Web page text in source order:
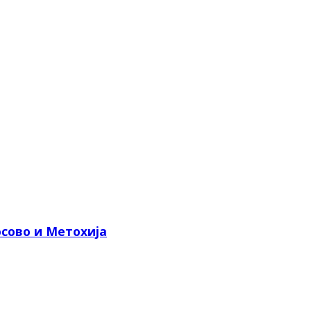
и Метохија